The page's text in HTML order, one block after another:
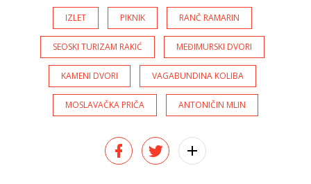
IZLET PIKNIK RANČ RAMARIN
SEOSKI TURIZAM RAKIĆ MEĐIMURSKI DVORI
KAMENI DVORI VAGABUNDINA KOLIBA
MOSLAVAČKA PRIČA ANTONIČIN MLIN